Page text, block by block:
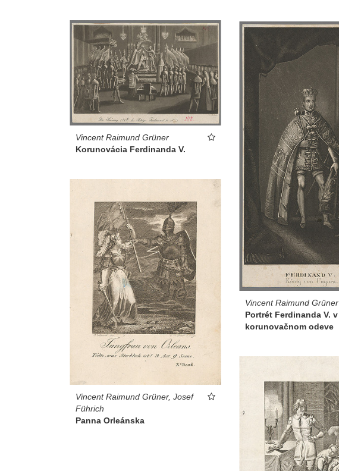
Vincent Raimund Grüner
Korunovácia Ferdinanda V.
Vincent Raimund Grüner
Portrét Ferdinanda V. v
korunovačnom odeve
Vincent Raimund Grüner, Josef
Führich
Panna Orleánska